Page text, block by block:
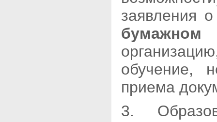
заявления
обучение,
приема
3.